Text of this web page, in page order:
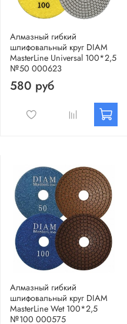
Алмазный гибкий
шлифовальный круг DIAM
MasterLine Universal 100*2,5
№50 000623
580 руб
Алмазный гибкий
шлифовальный круг DIAM
MasterLine Wet 100*2,5
№100 000575